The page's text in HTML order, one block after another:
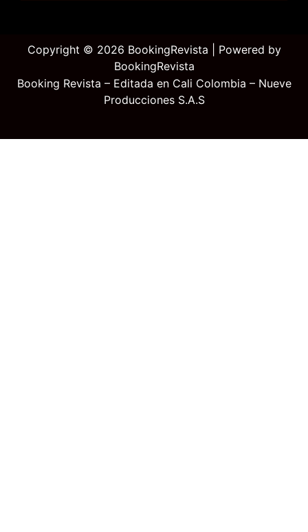
Copyright © 2026 BookingRevista | Powered by
BookingRevista
Booking Revista – Editada en Cali Colombia – Nueve
Producciones S.A.S